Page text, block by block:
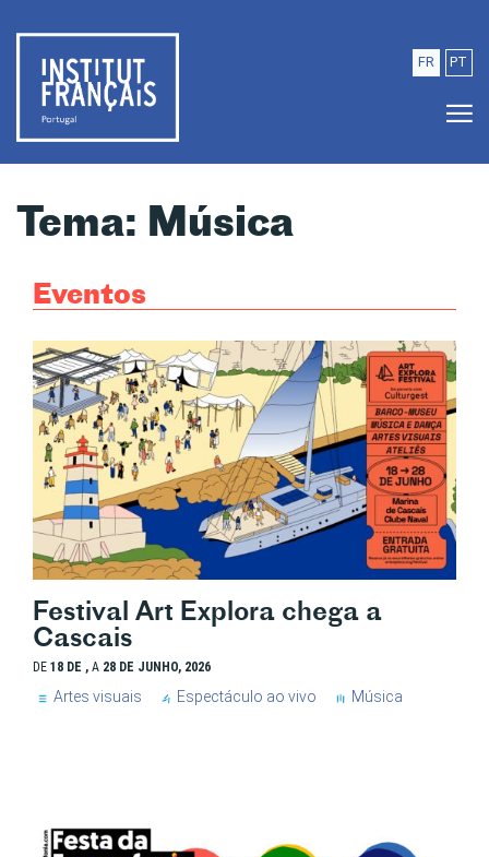
FR PT
Tema: Música
Eventos
Festival Art Explora chega a
Cascais
DE 18 DE , A 28 DE JUNHO, 2026
Artes visuais Espectáculo ao vivo Música